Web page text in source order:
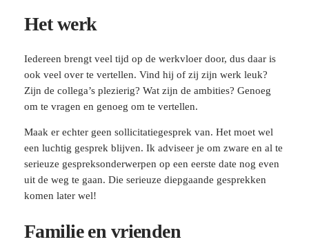
Het werk
Iedereen brengt veel tijd op de werkvloer door, dus daar is
ook veel over te vertellen. Vind hij of zij zijn werk leuk?
Zijn de collega’s plezierig? Wat zijn de ambities? Genoeg
om te vragen en genoeg om te vertellen.
Maak er echter geen sollicitatiegesprek van. Het moet wel
een luchtig gesprek blijven. Ik adviseer je om zware en al te
serieuze gespreksonderwerpen op een eerste date nog even
uit de weg te gaan. Die serieuze diepgaande gesprekken
komen later wel!
Familie en vrienden